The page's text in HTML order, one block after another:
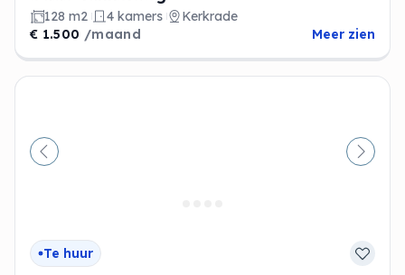
128 m2 4 kamers
Kerkrade
€ 1.500 /maand Meer zien
Vorige
Te huur